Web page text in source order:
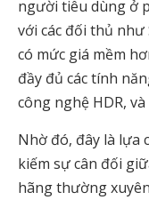
người tiêu dùng ở
với các đối thủ như
có mức giá mềm
đầy đủ các tính
công nghệ HDR,
Nhờ đó, đây là lựa
kiếm sự cân đối
hãng thường